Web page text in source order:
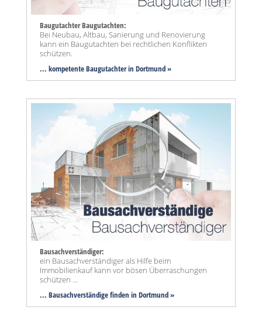
Baugutachter Baugutachten:
Bei Neubau, Altbau, Sanierung und Renovierung
kann ein Baugutachten bei rechtlichen Konflikten
schützen.
... kompetente Baugutachter in Dortmund »
Bausachverständiger:
ein Bausachverständiger als Hilfe beim
Immobilienkauf kann vor bösen Überraschungen
schützen ...
... Bausachverständige finden in Dortmund »